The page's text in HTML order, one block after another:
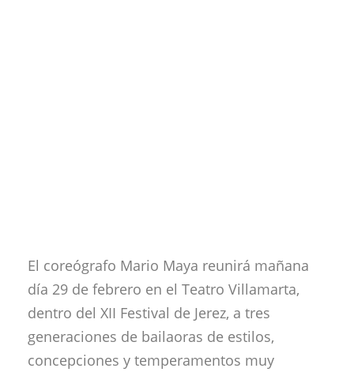
El coreógrafo Mario Maya reunirá mañana
día 29 de febrero en el Teatro Villamarta,
dentro del XII Festival de Jerez, a tres
generaciones de bailaoras de estilos,
concepciones y temperamentos muy